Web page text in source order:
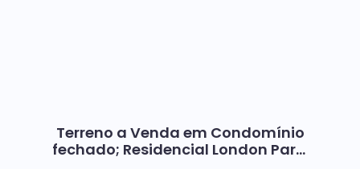
Terreno a Venda em Condomínio
fechado; Residencial London Park,